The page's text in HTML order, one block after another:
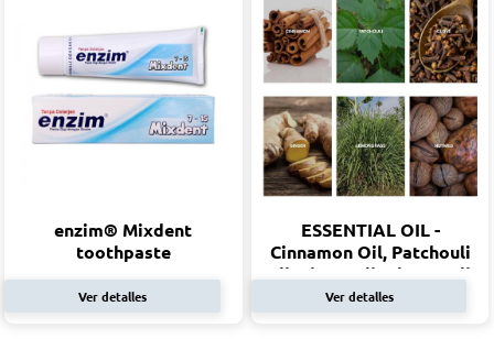
enzim® Mixdent
toothpaste
Ver detalles
ESSENTIAL OIL -
Cinnamon Oil, Patchouli
Oil, Clove Oil, Ginger Oil,
Lemongrass Oil, Nutmeg
Oil
Ver detalles